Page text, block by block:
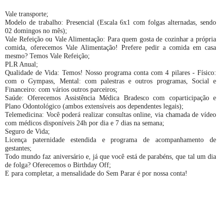
Vale transporte;
Modelo de trabalho: Presencial (Escala 6x1 com folgas alternadas, sendo
02 domingos no mês);
Vale Refeição ou Vale Alimentação: Para quem gosta de cozinhar a própria
comida, oferecemos Vale Alimentação! Prefere pedir a comida em casa
mesmo? Temos Vale Refeição;
PLR Anual;
Qualidade de Vida: Temos! Nosso programa conta com 4 pilares - Físico:
com o Gympass, Mental: com palestras e outros programas, Social e
Financeiro: com vários outros parceiros;
Saúde: Oferecemos Assistência Médica Bradesco com coparticipação e
Plano Odontológico (ambos extensíveis aos dependentes legais);
Telemedicina: Você poderá realizar consultas online, via chamada de vídeo
com médicos disponíveis 24h por dia e 7 dias na semana;
Seguro de Vida;
Licença paternidade estendida e programa de acompanhamento de
gestantes;
Todo mundo faz aniversário e, já que você está de parabéns, que tal um dia
de folga? Oferecemos o Birthday Off;
E para completar, a mensalidade do Sem Parar é por nossa conta!